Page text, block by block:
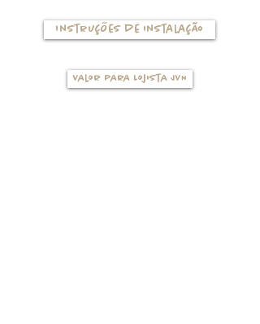
Instruções de instalação
Valor para Lojista JVN